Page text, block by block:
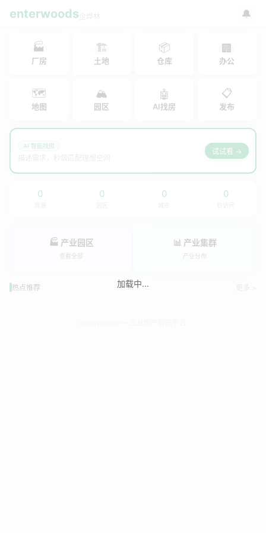
enterwoods 🔔
🏭
厂房
🏗
土地
📦
仓库
🏢
办公
🗺
地图
🏔
园区
🤖
AI找房
📋
发布
AI 智能找房
试试看 →
0 0 0 0
🏭 产业园区
查看全部
📊 产业集群
产业分布
热点推荐 加载中...